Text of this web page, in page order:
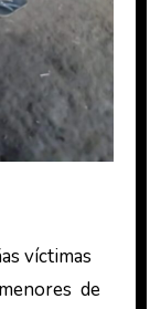
víctimas
de